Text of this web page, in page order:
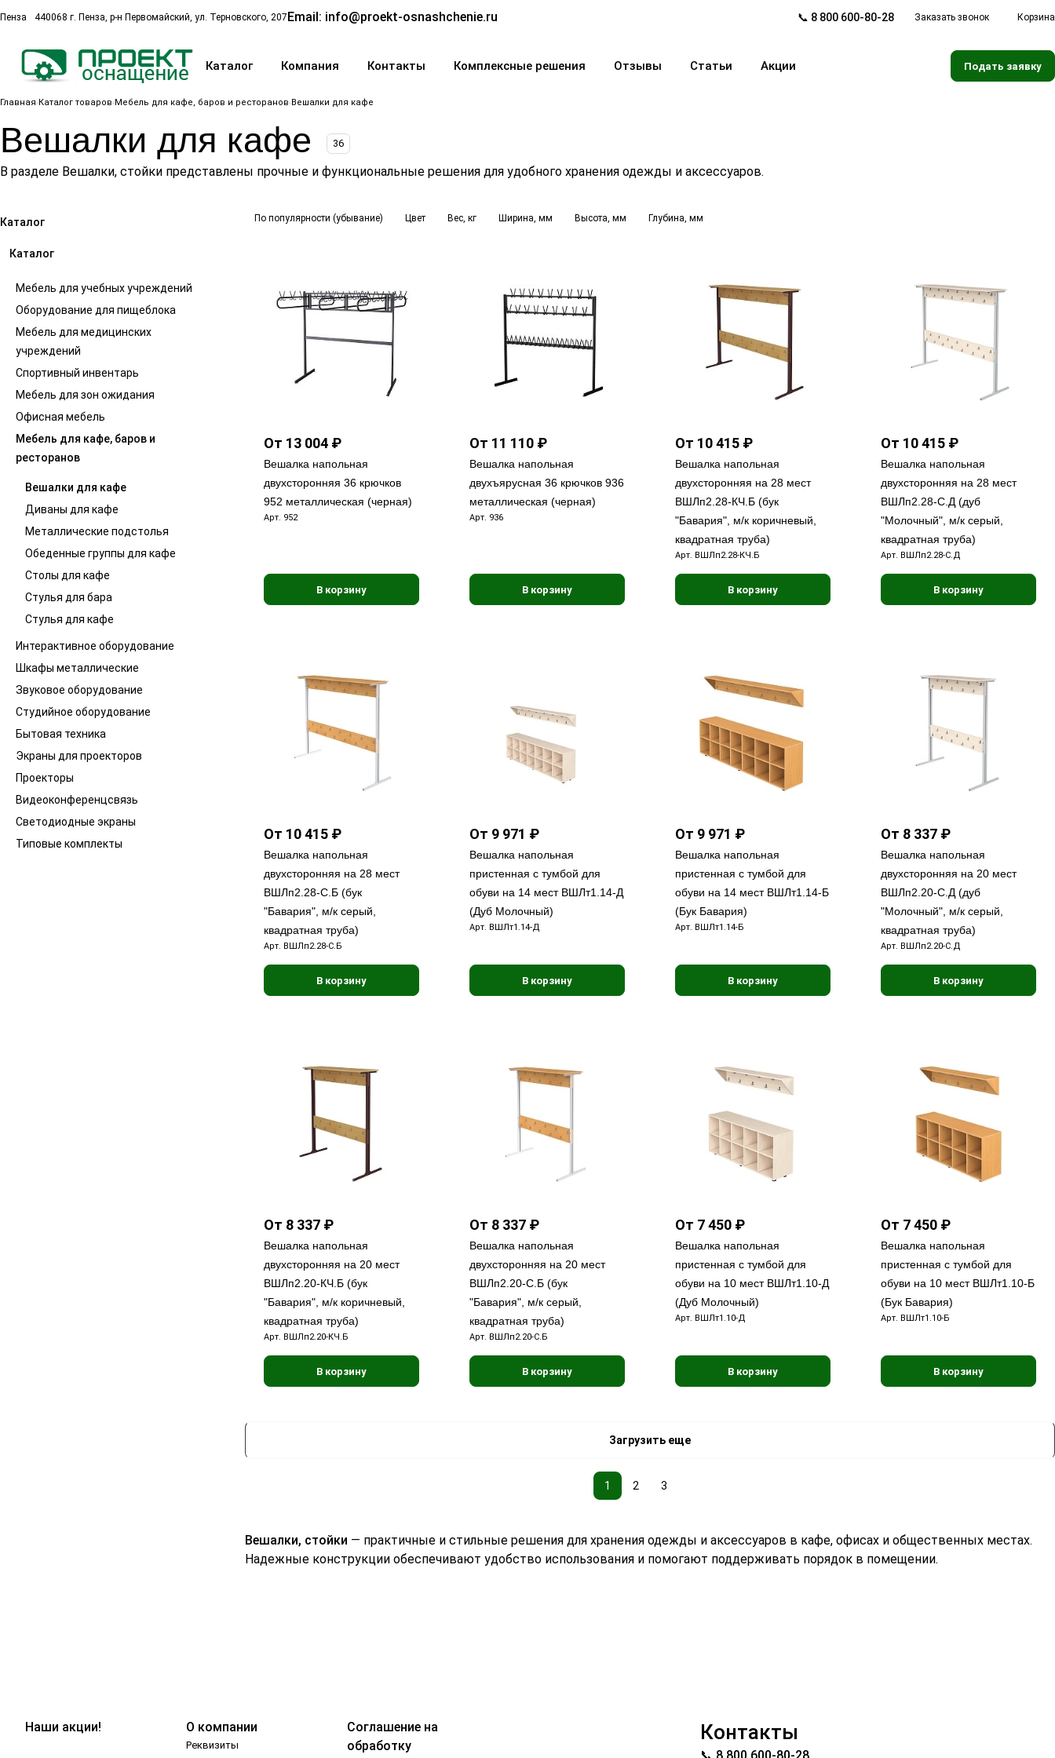
Пенза 440068 г. Пенза, р-н Первомайский, ул. Терновского, 207Email: info@proekt-osnashchenie.ru 📞 8 800 600-80-28 Заказать звонок Корзина
Каталог Компания Контакты Комплексные решения Отзывы Статьи Акции Подать заявку
Главная Каталог товаров Мебель для кафе, баров и ресторанов Вешалки для кафе
Вешалки для кафе 36
В разделе Вешалки, стойки представлены прочные и функциональные решения для удобного хранения одежды и аксессуаров.
По популярности (убывание) Цвет Вес, кг Ширина, мм Высота, мм Глубина, мм
От 13 004 ₽
Вешалка напольная
двухсторонняя 36 крючков
952 металлическая (черная)
Арт. 952
В корзину
От 11 110 ₽
Вешалка напольная
двухъярусная 36 крючков 936
металлическая (черная)
Арт. 936
В корзину
От 10 415 ₽
Вешалка напольная
двухсторонняя на 28 мест
ВШЛп2.28-КЧ.Б (бук
"Бавария", м/к коричневый,
квадратная труба)
Арт. ВШЛп2.28-КЧ.Б
В корзину
От 10 415 ₽
Вешалка напольная
двухсторонняя на 28 мест
ВШЛп2.28-С.Д (дуб
"Молочный", м/к серый,
квадратная труба)
Арт. ВШЛп2.28-С.Д
В корзину
От 10 415 ₽
Вешалка напольная
двухсторонняя на 28 мест
ВШЛп2.28-С.Б (бук
"Бавария", м/к серый,
квадратная труба)
Арт. ВШЛп2.28-С.Б
В корзину
От 9 971 ₽
Вешалка напольная
пристенная с тумбой для
обуви на 14 мест ВШЛт1.14-Д
(Дуб Молочный)
Арт. ВШЛт1.14-Д
В корзину
От 9 971 ₽
Вешалка напольная
пристенная с тумбой для
обуви на 14 мест ВШЛт1.14-Б
(Бук Бавария)
Арт. ВШЛт1.14-Б
В корзину
От 8 337 ₽
Вешалка напольная
двухсторонняя на 20 мест
ВШЛп2.20-С.Д (дуб
"Молочный", м/к серый,
квадратная труба)
Арт. ВШЛп2.20-С.Д
В корзину
От 8 337 ₽
Вешалка напольная
двухсторонняя на 20 мест
ВШЛп2.20-КЧ.Б (бук
"Бавария", м/к коричневый,
квадратная труба)
Арт. ВШЛп2.20-КЧ.Б
В корзину
От 8 337 ₽
Вешалка напольная
двухсторонняя на 20 мест
ВШЛп2.20-С.Б (бук
"Бавария", м/к серый,
квадратная труба)
Арт. ВШЛп2.20-С.Б
В корзину
От 7 450 ₽
Вешалка напольная
пристенная с тумбой для
обуви на 10 мест ВШЛт1.10-Д
(Дуб Молочный)
Арт. ВШЛт1.10-Д
В корзину
От 7 450 ₽
Вешалка напольная
пристенная с тумбой для
обуви на 10 мест ВШЛт1.10-Б
(Бук Бавария)
Арт. ВШЛт1.10-Б
В корзину
Загрузить еще
1 2 3
Вешалки, стойки — практичные и стильные решения для хранения одежды и аксессуаров в кафе, офисах и общественных местах.
Надежные конструкции обеспечивают удобство использования и помогают поддерживать порядок в помещении.
Каталог
Каталог
Мебель для учебных учреждений
Оборудование для пищеблока
Мебель для медицинских
учреждений
Спортивный инвентарь
Мебель для зон ожидания
Офисная мебель
Мебель для кафе, баров и
ресторанов
Вешалки для кафе
Диваны для кафе
Металлические подстолья
Обеденные группы для кафе
Столы для кафе
Стулья для бара
Стулья для кафе
Интерактивное оборудование
Шкафы металлические
Звуковое оборудование
Студийное оборудование
Бытовая техника
Экраны для проекторов
Проекторы
Видеоконференцсвязь
Светодиодные экраны
Типовые комплекты
Наши акции! О компании
Реквизиты
Соглашение на
обработку
Контакты